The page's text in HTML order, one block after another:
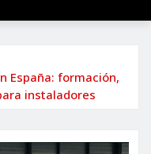
España: formación,
instaladores